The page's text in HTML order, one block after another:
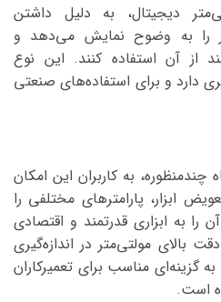
دیجیتال، به دلیل داشتن
را به وضوح نمایش می‌دهد و
از آن استفاده کنند. این نوع
دارد و برای استفاده‌های صنعتی
به کاربران این امکان
ابزار، پارامترهای مختلفی را
را به ابزاری قدرتمند و اقتصادی
بالای مولتی‌متر در اندازه‌گیری
گزینه‌ای مناسب برای تعمیرکاران
است.